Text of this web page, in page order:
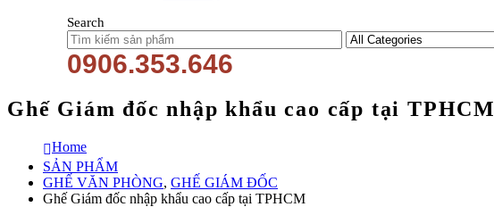
Search
0906.353.646
Ghế Giám đốc nhập khẩu cao cấp tại TPHCM
Home
SẢN PHẨM
GHẾ VĂN PHÒNG, GHẾ GIÁM ĐỐC
Ghế Giám đốc nhập khẩu cao cấp tại TPHCM